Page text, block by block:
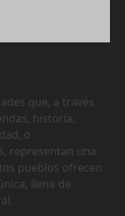
que, a través
historia,
o
representan una
pueblos ofrecen
llena de